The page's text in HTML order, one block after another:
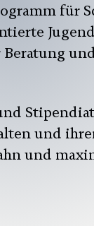
für
und
und